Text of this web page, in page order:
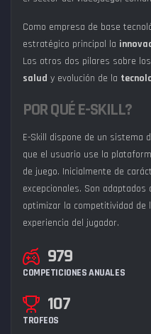
Como empresa de base
estratégico principal la
Los otros dos pilares sobre
salud y evolución de la
POR QUÉ E-SKILL?
E-Skill dispone de un sistema
que el usuario use la
de juego. Inicialmente de
excepcionales. Son
optimizar la competitividad de
experiencia del jugador.
979
COMPETICIONES ANUALES
107
TROFEOS